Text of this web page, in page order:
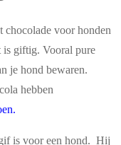
chocolade voor honden
is giftig. Vooral pure
je hond bewaren.
hebben
.
is voor een hond. Hij